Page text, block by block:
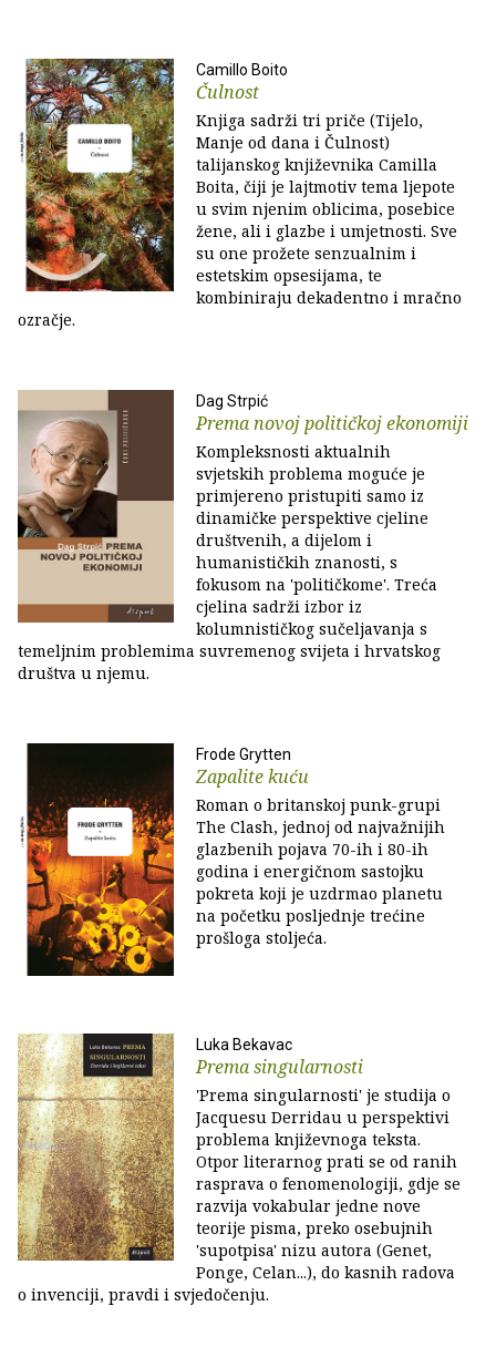
Camillo Boito
Čulnost
Knjiga sadrži tri priče (Tijelo,
Manje od dana i Čulnost)
talijanskog književnika Camilla
Boita, čiji je lajtmotiv tema ljepote
u svim njenim oblicima, posebice
žene, ali i glazbe i umjetnosti. Sve
su one prožete senzualnim i
estetskim opsesijama, te
kombiniraju dekadentno i mračno
ozračje.
Dag Strpić
Prema novoj političkoj ekonomiji
Kompleksnosti aktualnih
svjetskih problema moguće je
primjereno pristupiti samo iz
dinamičke perspektive cjeline
društvenih, a dijelom i
humanističkih znanosti, s
fokusom na 'političkome'. Treća
cjelina sadrži izbor iz
kolumnističkog sučeljavanja s
temeljnim problemima suvremenog svijeta i hrvatskog
društva u njemu.
Frode Grytten
Zapalite kuću
Roman o britanskoj punk-grupi
The Clash, jednoj od najvažnijih
glazbenih pojava 70-ih i 80-ih
godina i energičnom sastojku
pokreta koji je uzdrmao planetu
na početku posljednje trećine
prošloga stoljeća.
Luka Bekavac
Prema singularnosti
'Prema singularnosti' je studija o
Jacquesu Derridau u perspektivi
problema književnoga teksta.
Otpor literarnog prati se od ranih
rasprava o fenomenologiji, gdje se
razvija vokabular jedne nove
teorije pisma, preko osebujnih
'supotpisa' nizu autora (Genet,
Ponge, Celan...), do kasnih radova
o invenciji, pravdi i svjedočenju.